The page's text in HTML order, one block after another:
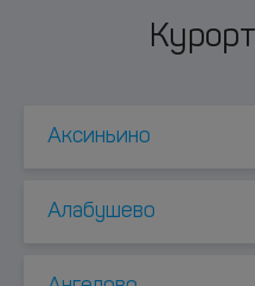
Аксиньино
Алабушево